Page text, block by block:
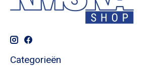
Categorieën